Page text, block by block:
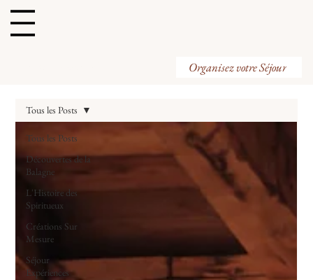
Organisez votre Séjour
Tous les Posts
Découvertes de la
Balagne
L'Histoire des
Spiritueux
Créations Sur
Mesure
Séjour
Expériences
Tous les Posts